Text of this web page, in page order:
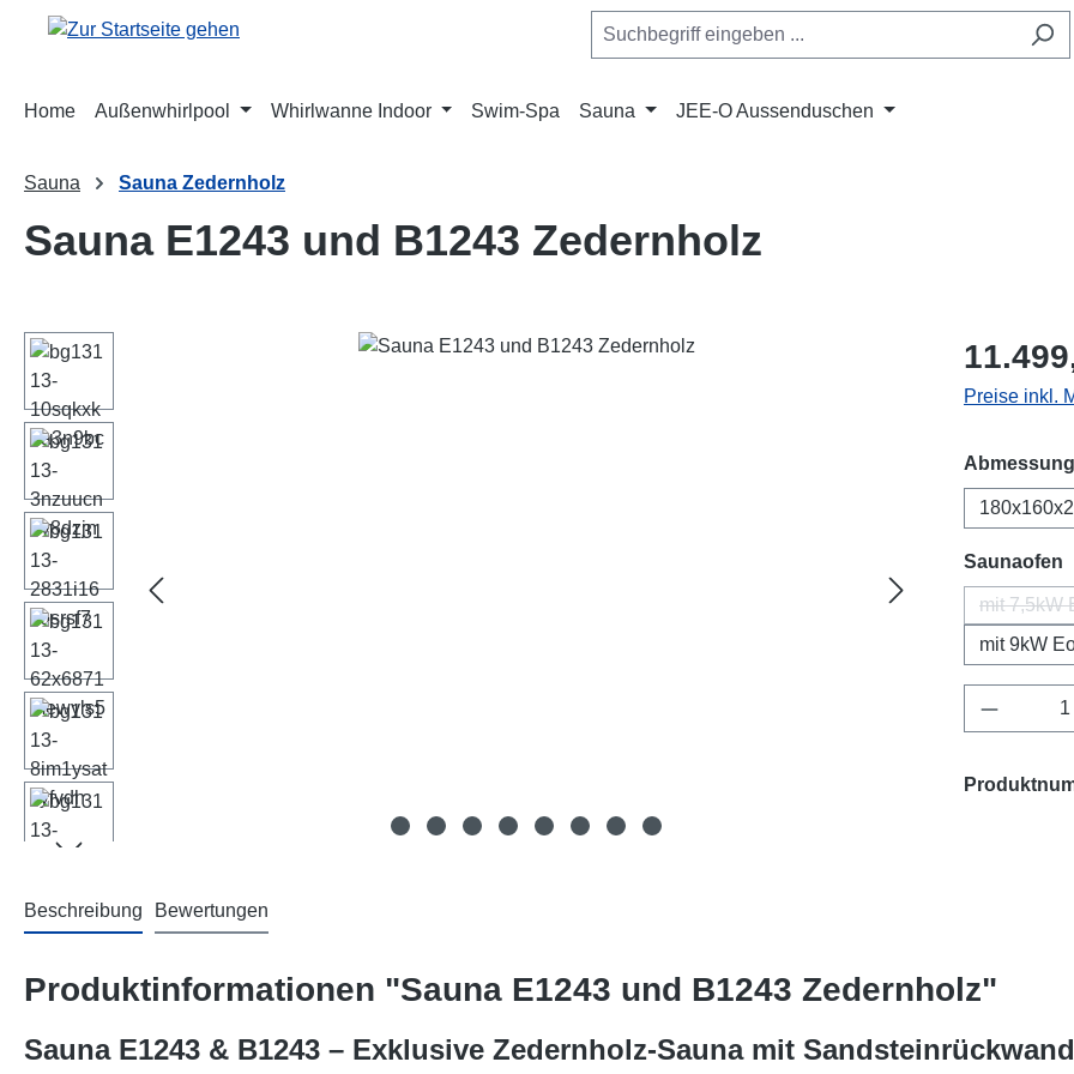
Hauptinhalt springen
Zur Suche springen
Zur Hauptnavigation springen
Home Außenwhirlpool Whirlwanne Indoor Swim-Spa Sauna JEE-O Aussenduschen
Sauna Sauna Zedernholz
Sauna E1243 und B1243 Zedernholz
Bildergalerie überspringen Regulärer
Preise inkl.
Saunaofen
mit 7,5kW
mit 9kW
Beschreibung Bewertungen
Produktinformationen "Sauna E1243 und B1243 Zedernholz"
Sauna E1243 & B1243 – Exklusive Zedernholz-Sauna mit Sandsteinrückwand